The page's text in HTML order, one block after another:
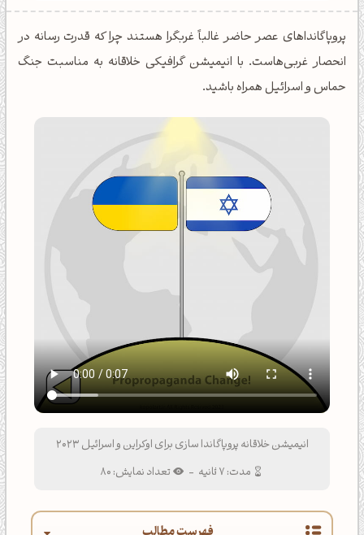
پروپاگانداهای عصر حاضر غالباً غربگرا هستند چرا که قدرت رسانه در
انحصار غربی‌هاست. با انیمیشن گرافیکی خلاقانه به مناسبت جنگ
حماس و اسرائیل همراه باشید.
انیمیشن خلاقانه پروپاگاندا سازی برای اوکراین و اسرائیل 2023
مدت: 7 ثانیه
- تعداد نمایش: 80